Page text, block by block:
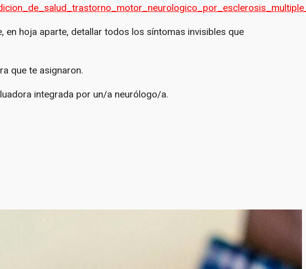
hoja aparte, detallar todos los síntomas invisibles que
que te asignaron.
integrada por un/a neurólogo/a.